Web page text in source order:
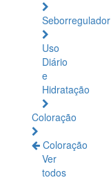
Seborregulador
Uso
Diário
e
Hidratação
Coloração
Coloração
Ver
todos